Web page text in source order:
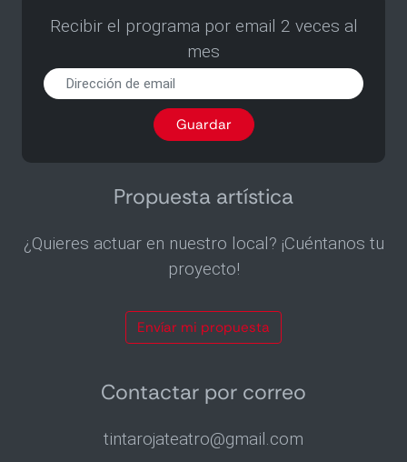
Recibir el programa por email 2 veces al
mes
programa
por
al
Guardar
Propuesta artística
¿Quieres actuar en nuestro local? ¡Cuéntanos tu
proyecto!
Envíar mi propuesta
Contactar por correo
tintarojateatro@gmail.com